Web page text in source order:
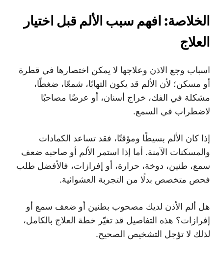
الخلاصة: افهم سبب الألم قبل اختيار
العلاج
اسباب وجع الاذن وعلاجها لا يمكن اختصارها في قطرة
أو مسكن؛ لأن الألم قد يكون التهابًا، شمعًا، ضغطًا،
مشكلة في الفك، خراج أسنان، أو عرضًا مصاحبًا
لاضطراب في السمع.
إذا كان الألم بسيطًا ومؤقتًا، فقد تساعد الكمادات
والمسكنات الآمنة. أما إذا استمر الألم أو صاحبه ضعف
سمع، طنين، دوخة، حرارة، أو إفرازات، فالأفضل طلب
فحص متخصص بدلًا من التجربة العشوائية.
هل ألم الأذن لديك مصحوب بطنين أو ضعف سمع أو
إفرازات؟ هذه التفاصيل قد تغيّر خطة العلاج بالكامل،
لذلك لا تؤجل التشخيص الصحيح.